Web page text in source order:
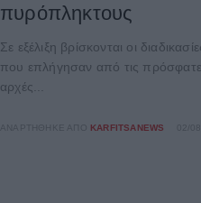
πυρόπληκτους
Σε εξέλιξη βρίσκονται οι
που επλήγησαν από τις
αρχές...
ΑΝΑΡΤΉΘΗΚΕ ΑΠΌ KARFITSANEWS